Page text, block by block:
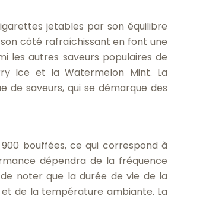
jetables par son équilibre
côté rafraîchissant en font une
les autres saveurs populaires de
Ice et la Watermelon Mint. La
de saveurs, qui se démarque des
bouffées, ce qui correspond à
dépendra de la fréquence
noter que la durée de vie de la
de la température ambiante. La